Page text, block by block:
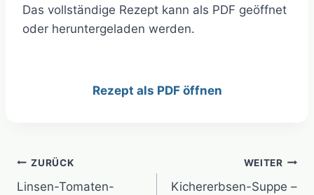
Das vollständige Rezept kann als PDF geöffnet
oder heruntergeladen werden.
Rezept als PDF öffnen
Beitragsnavigation
ZURÜCK
Linsen-Tomaten-
WEITER
Kichererbsen-Suppe –